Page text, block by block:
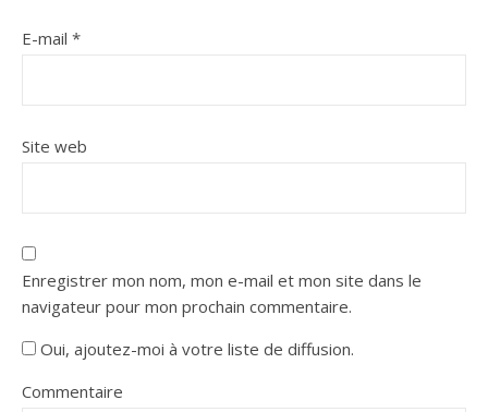
E-mail *
Site web
Enregistrer mon nom, mon e-mail et mon site dans le
navigateur pour mon prochain commentaire.
Oui, ajoutez-moi à votre liste de diffusion.
Commentaire